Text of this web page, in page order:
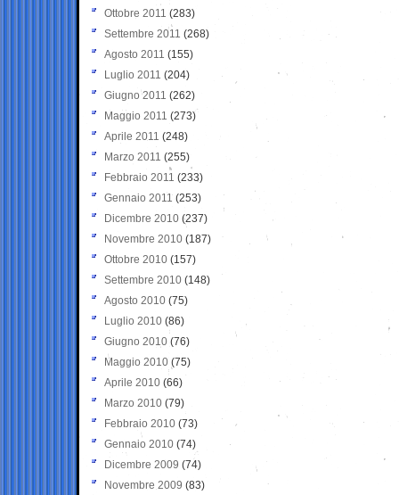
Ottobre 2011 (283)
Settembre 2011 (268)
Agosto 2011 (155)
Luglio 2011 (204)
Giugno 2011 (262)
Maggio 2011 (273)
Aprile 2011 (248)
Marzo 2011 (255)
Febbraio 2011 (233)
Gennaio 2011 (253)
Dicembre 2010 (237)
Novembre 2010 (187)
Ottobre 2010 (157)
Settembre 2010 (148)
Agosto 2010 (75)
Luglio 2010 (86)
Giugno 2010 (76)
Maggio 2010 (75)
Aprile 2010 (66)
Marzo 2010 (79)
Febbraio 2010 (73)
Gennaio 2010 (74)
Dicembre 2009 (74)
Novembre 2009 (83)